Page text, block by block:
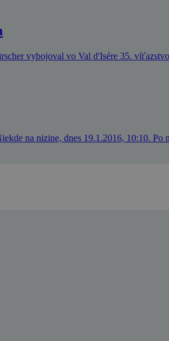
vybojoval vo Val d'Isére 35.
na nizine, dnes 19.1.2016, 10:10. Po